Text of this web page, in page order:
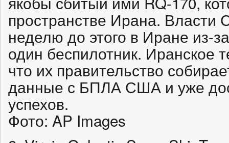
пространстве Ирана. Власти
неделю до этого в Иране из-
один беспилотник. Иранское
что их правительство
данные с БПЛА США и уже
успехов.
Фото: AP Images